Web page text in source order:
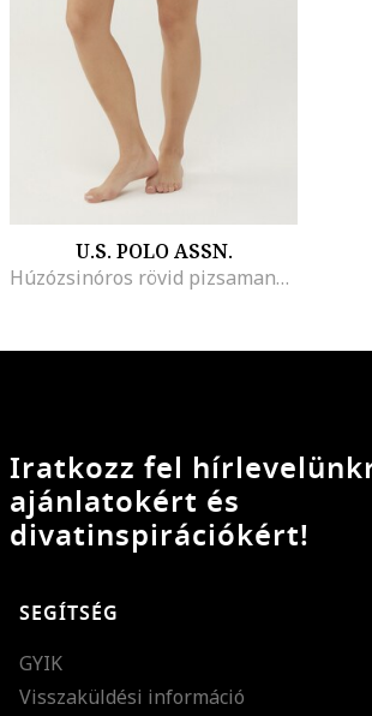
U.S. POLO ASSN.
Húzózsinóros rövid pizsamanadrág, Melange szürke
Iratkozz fel
ajánlatokért és
divatinspirációkért!
SEGÍTSÉG
GYIK
Visszaküldési információ